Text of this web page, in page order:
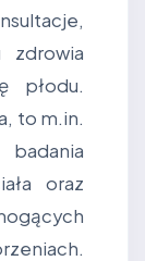
zdrowia
płodu.
to m.in.
oraz